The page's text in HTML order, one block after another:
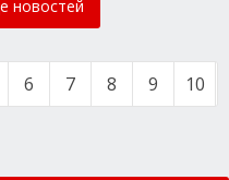
новостей
6 7 8 9 10